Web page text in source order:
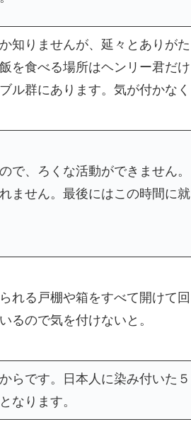
知りませんが、延々とありがた
を食べる場所はヘンリー君だけ
ル群にあります。気が付かなく
で、ろくな活動ができません。
ません。最後にはこの時間に就
れる戸棚や箱をすべて開けて回
るので気を付けないと。
らです。日本人に染み付いた５
なります。